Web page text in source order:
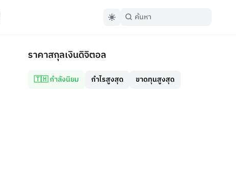
ราคาสกุลเงินดิจิตอล
🇹🇭 กำลังนิยม กำไรสูงสุด ขาดทุนสูงสุด